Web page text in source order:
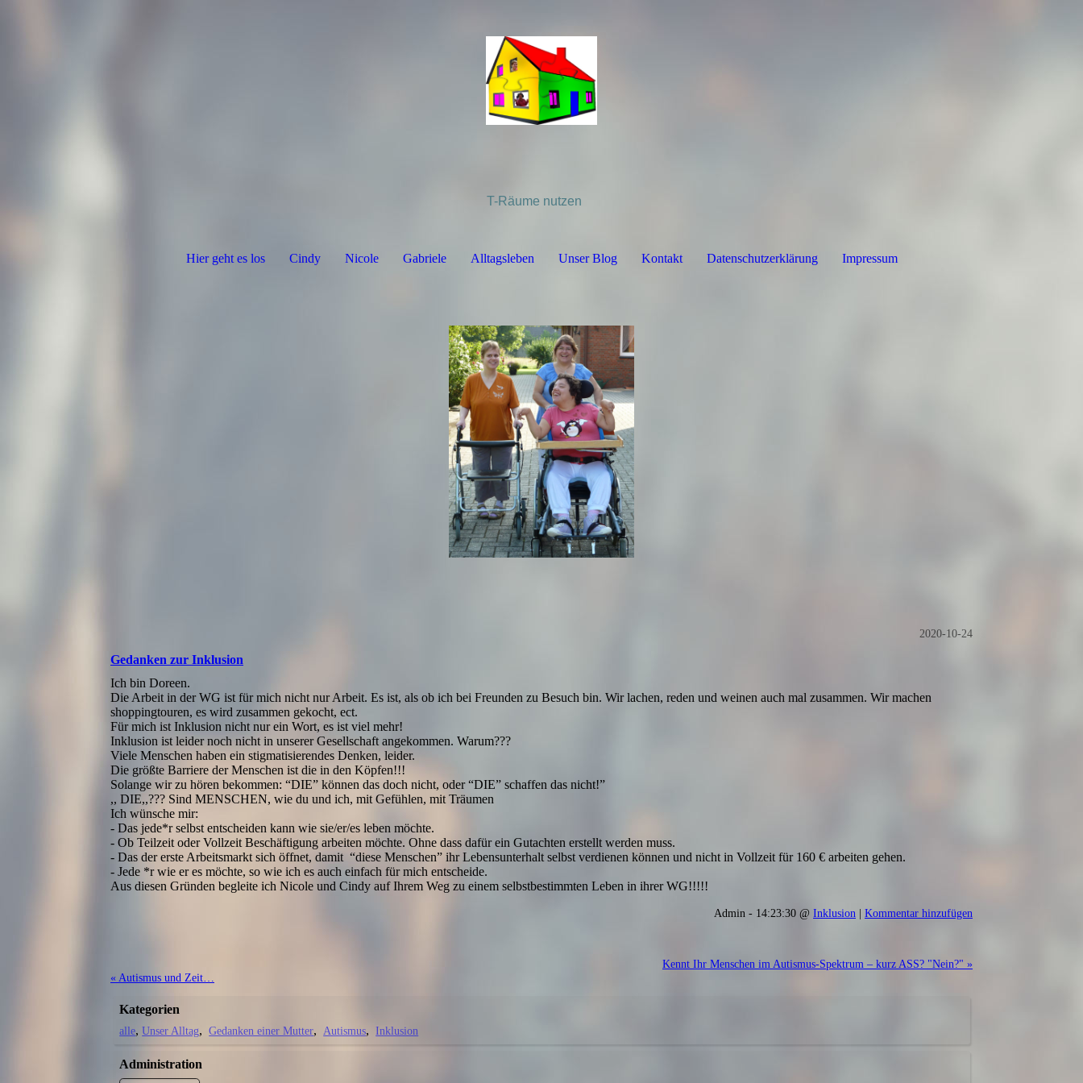
T-Räume nutzen
Hier geht es los Cindy Nicole Gabriele Alltagsleben Unser Blog Kontakt Datenschutzerklärung Impressum
2020-10-24
Gedanken zur Inklusion
Ich bin Doreen.
Die Arbeit in der WG ist für mich nicht nur Arbeit. Es ist, als ob ich bei Freunden zu Besuch bin. Wir lachen, reden und weinen auch mal zusammen. Wir machen
shoppingtouren, es wird zusammen gekocht, ect.
Für mich ist Inklusion nicht nur ein Wort, es ist viel mehr!
Inklusion ist leider noch nicht in unserer Gesellschaft angekommen. Warum???
Viele Menschen haben ein stigmatisierendes Denken, leider.
Die größte Barriere der Menschen ist die in den Köpfen!!!
Solange wir zu hören bekommen: “DIE” können das doch nicht, oder “DIE” schaffen das nicht!”
,, DIE,,??? Sind MENSCHEN, wie du und ich, mit Gefühlen, mit Träumen
Ich wünsche mir:
- Das jede*r selbst entscheiden kann wie sie/er/es leben möchte.
- Ob Teilzeit oder Vollzeit Beschäftigung arbeiten möchte. Ohne dass dafür ein Gutachten erstellt werden muss.
- Das der erste Arbeitsmarkt sich öffnet, damit “diese Menschen” ihr Lebensunterhalt selbst verdienen können und nicht in Vollzeit für 160 € arbeiten gehen.
- Jede *r wie er es möchte, so wie ich es auch einfach für mich entscheide.
Aus diesen Gründen begleite ich Nicole und Cindy auf Ihrem Weg zu einem selbstbestimmten Leben in ihrer WG!!!!!
Admin - 14:23:30 @ Inklusion | Kommentar hinzufügen
Kennt Ihr Menschen im Autismus-Spektrum – kurz ASS? "Nein?" »
« Autismus und Zeit…
Kategorien
alle Unser Alltag Gedanken einer Mutter Autismus Inklusion
Administration